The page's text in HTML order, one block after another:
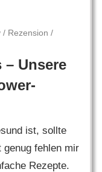
/ Rezension /
– Unsere
ist, sollte
genug fehlen mir
Rezepte.